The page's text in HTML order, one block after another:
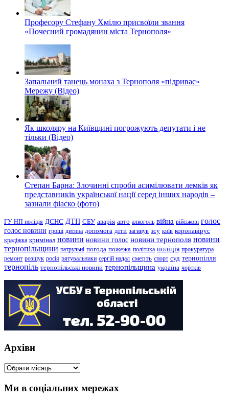
Професору Стефану Хмілю присвоїли звання
«Почесний громадянин міста Тернополя»
Запальний танець монаха з Тернополя «підриває»
Мережу (Відео)
Як школяру на Київщині погрожують депутати і не
тільки (Відео)
Степан Барна: Злочинні спроби асимілювати лемків як
представників української нації серед інших народів –
зазнали фіаско (фото)
ГУ НП поліція ДСНС ДТП СБУ аварія авто алкоголь війна військові голос
голос новини гроші дитина допомога діти загинув зсу київ коронавірус
крадіжка кримінал новини новини голос новини тернополя новини
тернопільщини патрульні погода пожежа політика поліція прокуратура
ремонт розшук росія рятувальники сергій надал смерть спорт суд тернопілля
тернопіль тернопільські новини тернопільщина україна чортків
Архіви
Архіви
Ми в соціальних мережах